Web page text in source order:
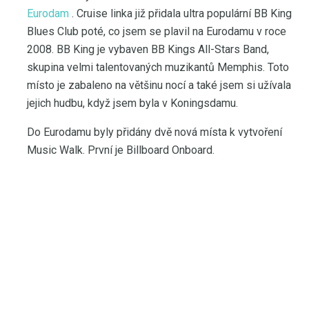
Eurodam . Cruise linka již přidala ultra populární BB King
Blues Club poté, co jsem se plavil na Eurodamu v roce
2008. BB King je vybaven BB Kings All-Stars Band,
skupina velmi talentovaných muzikantů Memphis. Toto
místo je zabaleno na většinu nocí a také jsem si užívala
jejich hudbu, když jsem byla v Koningsdamu.
Do Eurodamu byly přidány dvě nová místa k vytvoření
Music Walk. První je Billboard Onboard.